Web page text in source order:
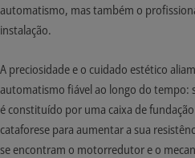
automatismo, mas também o
instalação.
A preciosidade e o cuidado estético
automatismo fiável ao longo do tempo:
é constituído por uma caixa de
cataforese para aumentar a sua
se encontram o motorredutor e o